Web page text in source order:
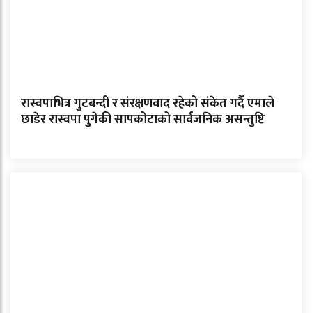
रास्वपाभित्र गुटबन्दी र संरक्षणवाद रहेको संकेत गर्दै एमाले
छाडेर रास्वपा पुगेकी सापकोटाको सार्वजनिक असन्तुष्टि